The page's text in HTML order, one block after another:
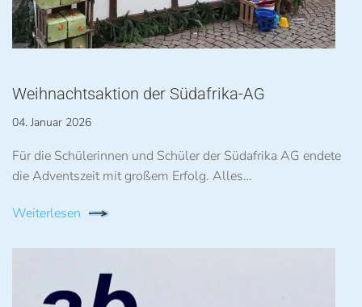
Weihnachtsaktion der Südafrika-AG
04. Januar 2026
Für die Schülerinnen und Schüler der Südafrika AG endete
die Adventszeit mit großem Erfolg. Alles…
Weiterlesen